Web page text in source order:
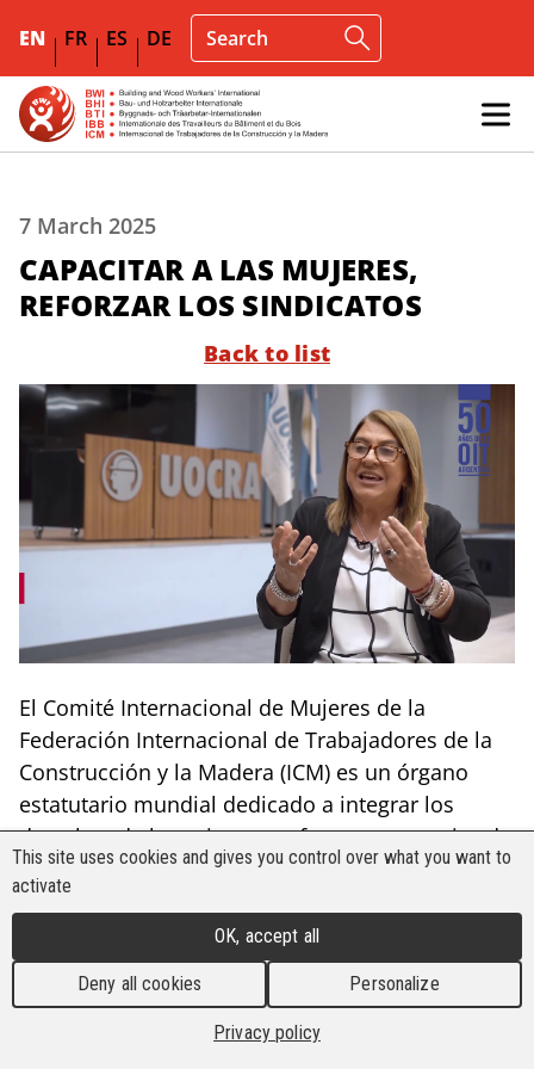
EN FR ES DE
7 March 2025
CAPACITAR A LAS MUJERES,
REFORZAR LOS SINDICATOS
Back to list
El Comité Internacional de Mujeres de la
Federación Internacional de Trabajadores de la
Construcción y la Madera (ICM) es un órgano
estatutario mundial dedicado a integrar los
derechos de la mujer y una fuerte perspectiva de
género en sectores históricamente dominados
por los hombres. Compuesto por representantes
de diferentes regiones, su formación fue
impulsada por la necesidad de amplificar las
voces de las mujeres y garantizar su plena
participación en el movimiento sindical. Con los
This site uses cookies and gives you control over what you want to
activate
OK, accept all
Deny all cookies Personalize
Privacy policy